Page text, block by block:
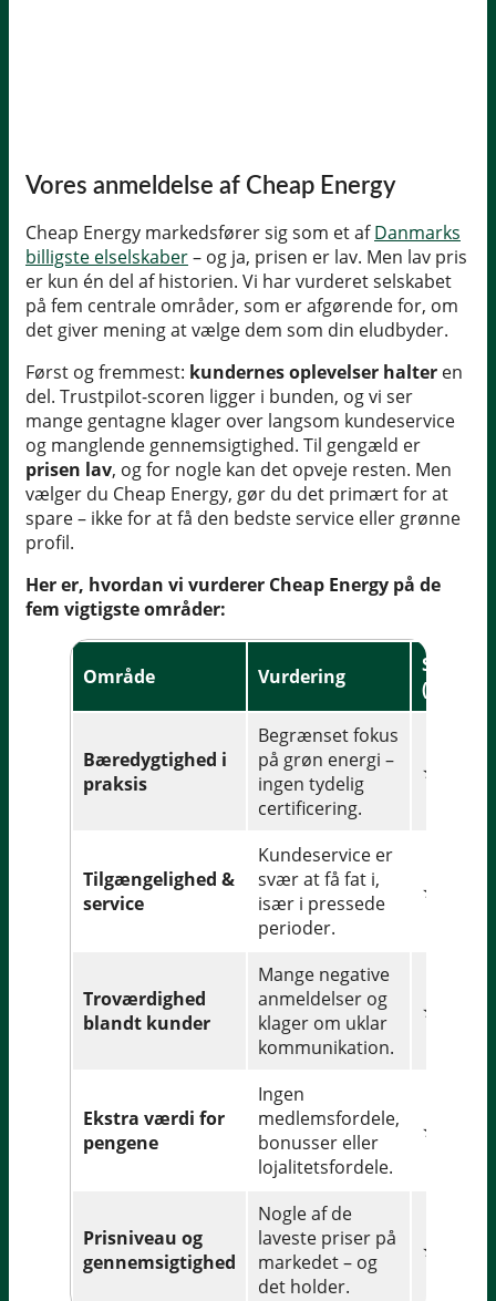
Vores anmeldelse af Cheap Energy
Cheap Energy markedsfører sig som et afDanmarks
billigste elselskaber– og ja, prisen er lav. Men lav pris
er kun én del af historien. Vi har vurderet selskabet
på fem centrale områder, som er afgørende for, om
det giver mening at vælge dem som din eludbyder.
Først og fremmest: kundernes oplevelser halter en
del. Trustpilot-scoren ligger i bunden, og vi ser
mange gentagne klager over langsom kundeservice
og manglende gennemsigtighed. Til gengæld er
prisen lav, og for nogle kan det opveje resten. Men
vælger du Cheap Energy, gør du det primært for at
spare – ikke for at få den bedste service eller grønne
profil.
Her er, hvordan vi vurderer Cheap Energy på de
fem vigtigste områder:
Område Vurdering
Stjerner
(1-5)
Bæredygtighed i
praksis
Begrænset fokus
på grøn energi –
ingen tydelig
certificering.
Tilgængelighed &
service
Kundeservice er
svær at få fat i,
især i pressede
perioder.
Troværdighed
blandt kunder
Mange negative
anmeldelser og
klager om uklar
kommunikation.
Ekstra værdi for
pengene
Ingen
medlemsfordele,
bonusser eller
lojalitetsfordele.
Prisniveau og
gennemsigtighed
Nogle af de
laveste priser på
markedet – og
det holder.